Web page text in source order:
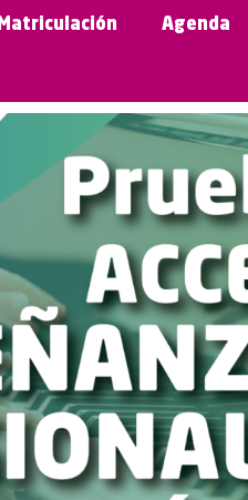
Matriculación Agenda